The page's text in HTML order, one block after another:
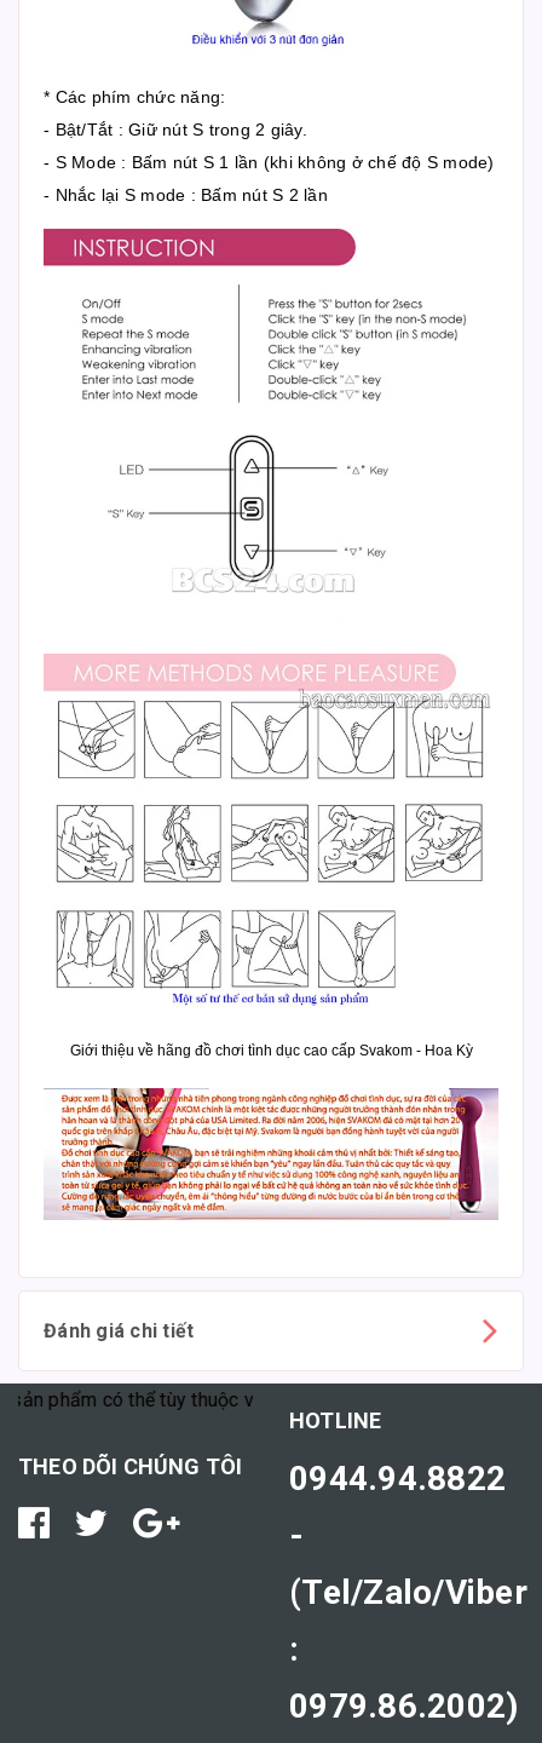
* Các phím chức năng:
- Bật/Tắt : Giữ nút S trong 2 giây.
- S Mode : Bấm nút S 1 lần (khi không ở chế độ S mode)
- Nhắc lại S mode : Bấm nút S 2 lần
Giới thiệu về hãng đồ chơi tình dục cao cấp Svakom - Hoa Kỳ
Đánh giá chi tiết
có thể tùy thuộc vào cơ địa mỗi người."
THEO DÕI CHÚNG TÔI
HOTLINE
0944.94.8822
-
(Tel/Zalo/Viber
:
0979.86.2002)